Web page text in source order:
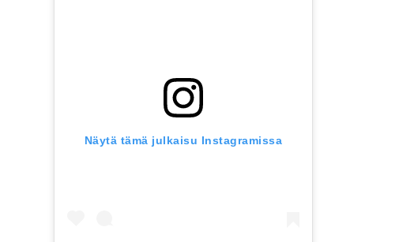
Näytä tämä julkaisu Instagramissa